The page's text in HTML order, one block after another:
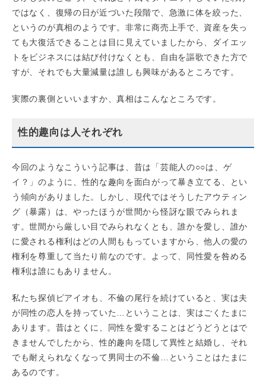
ではなく、復帰の日が近づいた段階で、急激に体を絞った、
というのが真相のようです。非常に商売上手で、資産を失っ
ても大復活できることは目に見えていましたから、ダイエッ
トをビジネスには結び付けなくとも、自由を謳歌できた方で
すが、それでも大量減量は誰しも興味があるところです。
実際の裏側といいますか、真相はこんなところです。
性的趣向は人それぞれ
今回のようなこういう記事は、昔は「芸能人の○○は、ゲ
イ？」のように、性的な趣向を面白がって暴き立てる、とい
う傾向がありました。しかし、現代ではそうしたアウティン
グ（暴露）は、やったほうが世間から怪訝な眼でみられま
す。世間から厳しい目でみられなくとも、誰かを愛し、誰か
に愛される権利はどの人間ももっていますから、他人の愛の
権利を尊重して当たり前なのです。よって、同性愛を咎める
権利は誰にもありません。
私たち探偵ピアイオも、不倫の尾行を続けていると、実は夫
が同性の恋人を持っていた…ということは、実はごくたまに
あります。昔はとくに、同性を愛することはどうどうとはで
きませんでしたから、性的趣向を隠して異性と結婚し、それ
でも耐えられなくなって男同士の不倫…ということはたまに
あるのです。